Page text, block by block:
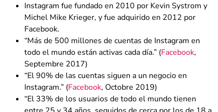
Instagram fue fundado en 2010 por Kevin Systrom y
Michel Mike Krieger, y fue adquirido en 2012 por
Facebook.
“Más de 500 millones de cuentas de Instagram en
todo el mundo están activas cada día.” (Facebook,
Septembre 2017)
“El 90% de las cuentas siguen a un negocio en
Instagram.” (Facebook, Octobre 2019)
“El 33% de los usuarios de todo el mundo tienen